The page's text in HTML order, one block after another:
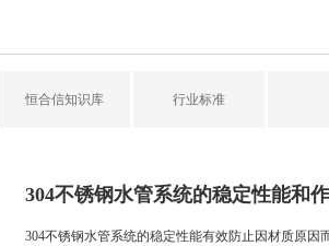
恒合信知识库 行业标准
304不锈钢水管系统的稳定性能和
304不锈钢水管系统的稳定性能有效防止因材质原